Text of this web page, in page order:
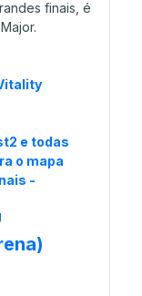
na arena!
finais, é
e todas
o mapa
-